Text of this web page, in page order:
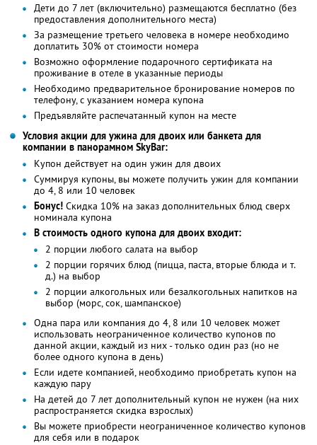
Дети до 7 лет (включительно) размещаются бесплатно (без
предоставления дополнительного места)
За размещение третьего человека в номере необходимо
доплатить 30% от стоимости номера
Возможно оформление подарочного сертификата на
проживание в отеле в указанные периоды
Необходимо предварительное бронирование номеров по
телефону, с указанием номера купона
Предъявляйте распечатанный купон на месте
Условия акции для ужина для двоих или банкета для
компании в панорамном SkyBаr:
Купон действует на один ужин для двоих
Суммируя купоны, вы можете получить ужин для компании
до 4, 8 или 10 человек
Бонус! Cкидка 10% на заказ дополнительных блюд сверх
номинала купона
В стоимость одного купона для двоих входит:
2 порции любого салата на выбор
2 порции горячих блюд (пицца, паста, вторые блюда и т.
д.) на выбор
2 порции алкогольных или безалкогольных напитков на
выбор (морс, сок, шампанское)
Одна пара или компания до 4, 8 или 10 человек может
использовать неограниченное количество купонов по
данной акции, каждый из них - только один раз (но не
более одного купона в день)
Если идете компанией, необходимо приобретать купон на
каждую пару
На детей до 7 лет дополнительный купон не нужен (на них
распространяется скидка взрослых)
Вы можете приобрести неограниченное количество купонов
для себя или в подарок